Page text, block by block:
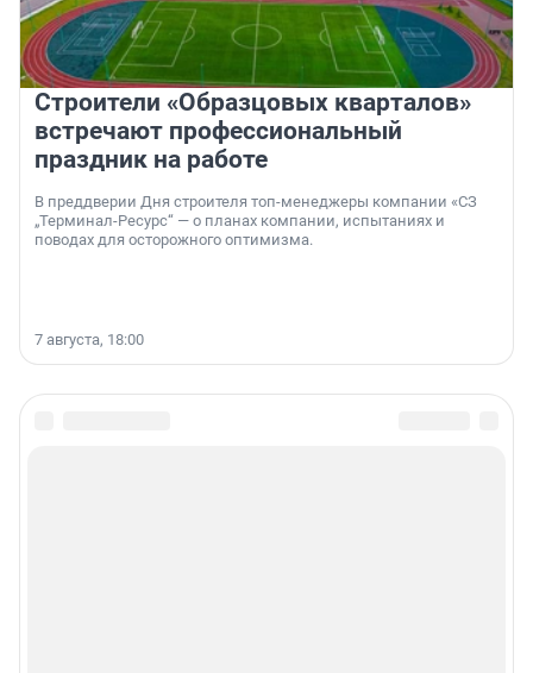
Строители «Образцовых кварталов»
встречают профессиональный
праздник на работе
В преддверии Дня строителя топ-менеджеры компании «СЗ
„Терминал-Ресурс“ — о планах компании, испытаниях и
поводах для осторожного оптимизма.
7 августа, 18:00